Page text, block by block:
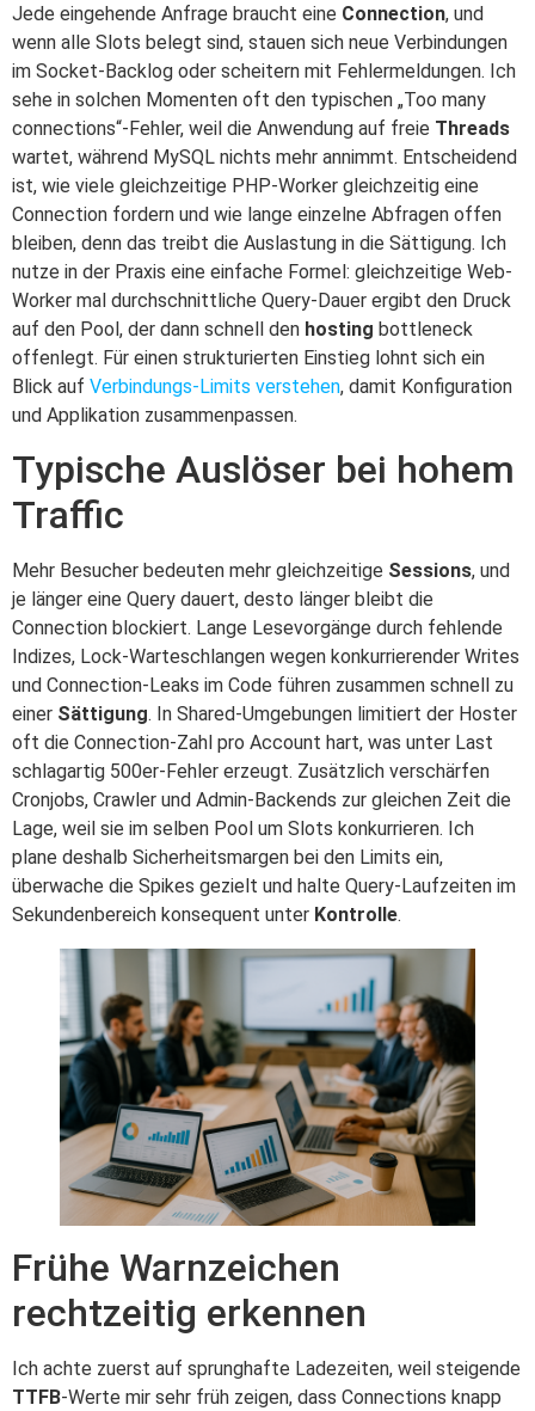
Jede eingehende Anfrage braucht eine Connection, und
wenn alle Slots belegt sind, stauen sich neue Verbindungen
im Socket-Backlog oder scheitern mit Fehlermeldungen. Ich
sehe in solchen Momenten oft den typischen „Too many
connections“-Fehler, weil die Anwendung auf freie Threads
wartet, während MySQL nichts mehr annimmt. Entscheidend
ist, wie viele gleichzeitige PHP-Worker gleichzeitig eine
Connection fordern und wie lange einzelne Abfragen offen
bleiben, denn das treibt die Auslastung in die Sättigung. Ich
nutze in der Praxis eine einfache Formel: gleichzeitige Web-
Worker mal durchschnittliche Query-Dauer ergibt den Druck
auf den Pool, der dann schnell den hosting bottleneck
offenlegt. Für einen strukturierten Einstieg lohnt sich ein
Blick auf Verbindungs-Limits verstehen, damit Konfiguration
und Applikation zusammenpassen.
Typische Auslöser bei hohem
Traffic
Mehr Besucher bedeuten mehr gleichzeitige Sessions, und
je länger eine Query dauert, desto länger bleibt die
Connection blockiert. Lange Lesevorgänge durch fehlende
Indizes, Lock-Warteschlangen wegen konkurrierender Writes
und Connection-Leaks im Code führen zusammen schnell zu
einer Sättigung. In Shared-Umgebungen limitiert der Hoster
oft die Connection-Zahl pro Account hart, was unter Last
schlagartig 500er-Fehler erzeugt. Zusätzlich verschärfen
Cronjobs, Crawler und Admin-Backends zur gleichen Zeit die
Lage, weil sie im selben Pool um Slots konkurrieren. Ich
plane deshalb Sicherheitsmargen bei den Limits ein,
überwache die Spikes gezielt und halte Query-Laufzeiten im
Sekundenbereich konsequent unter Kontrolle.
Frühe Warnzeichen
rechtzeitig erkennen
Ich achte zuerst auf sprunghafte Ladezeiten, weil steigende
TTFB-Werte mir sehr früh zeigen, dass Connections knapp